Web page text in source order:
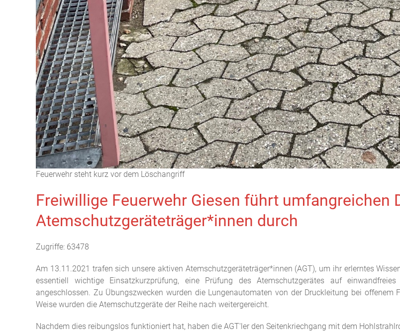
Feuerwehr steht kurz vor dem Löschangriff
Freiwillige Feuerwehr Giesen führt umfangreichen
Atemschutzgeräteträger*innen durch
Zugriffe: 63478
Am 13.11.2021 trafen sich unsere aktiven Atemschutzgeräteträger*innen (AGT), um ihr erlerntes
essentiell wichtige Einsatzkurzprüfung, eine Prüfung des Atemschutzgerätes auf
angeschlossen. Zu Übungszwecken wurden die Lungenautomaten von der Druckleitung bei
Weise wurden die Atemschutzgeräte der Reihe nach weitergereicht.
Nachdem dies reibungslos funktioniert hat, haben die AGT'ler den Seitenkriechgang mit dem